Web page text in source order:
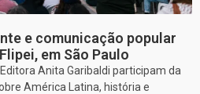
e comunicação popular
em São Paulo
Anita Garibaldi participam da
América Latina, história e